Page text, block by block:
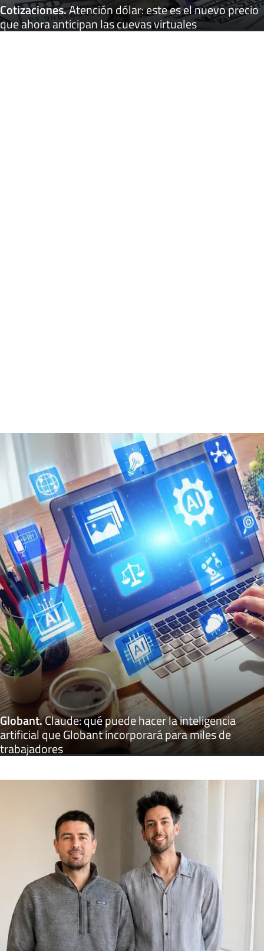
Cotizaciones.Atención dólar: este es el nuevo precio
que ahora anticipan las cuevas virtuales
Globant.Claude: qué puede hacer la inteligencia
artificial que Globant incorporará para miles de
trabajadores